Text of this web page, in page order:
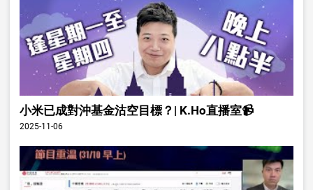
小米已成對沖基金沽空目標？| K.Ho直播室📹
2025-11-06